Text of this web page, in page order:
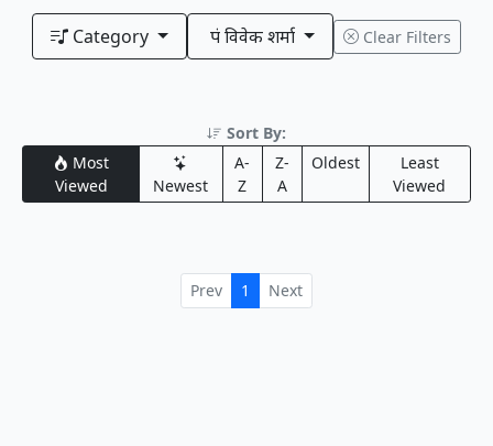
Category पं विवेक शर्मा Clear Filters
Sort By:
Most
Viewed
Newest
A-
Z
Z-
A
Oldest
Least
Viewed
Prev 1 Next